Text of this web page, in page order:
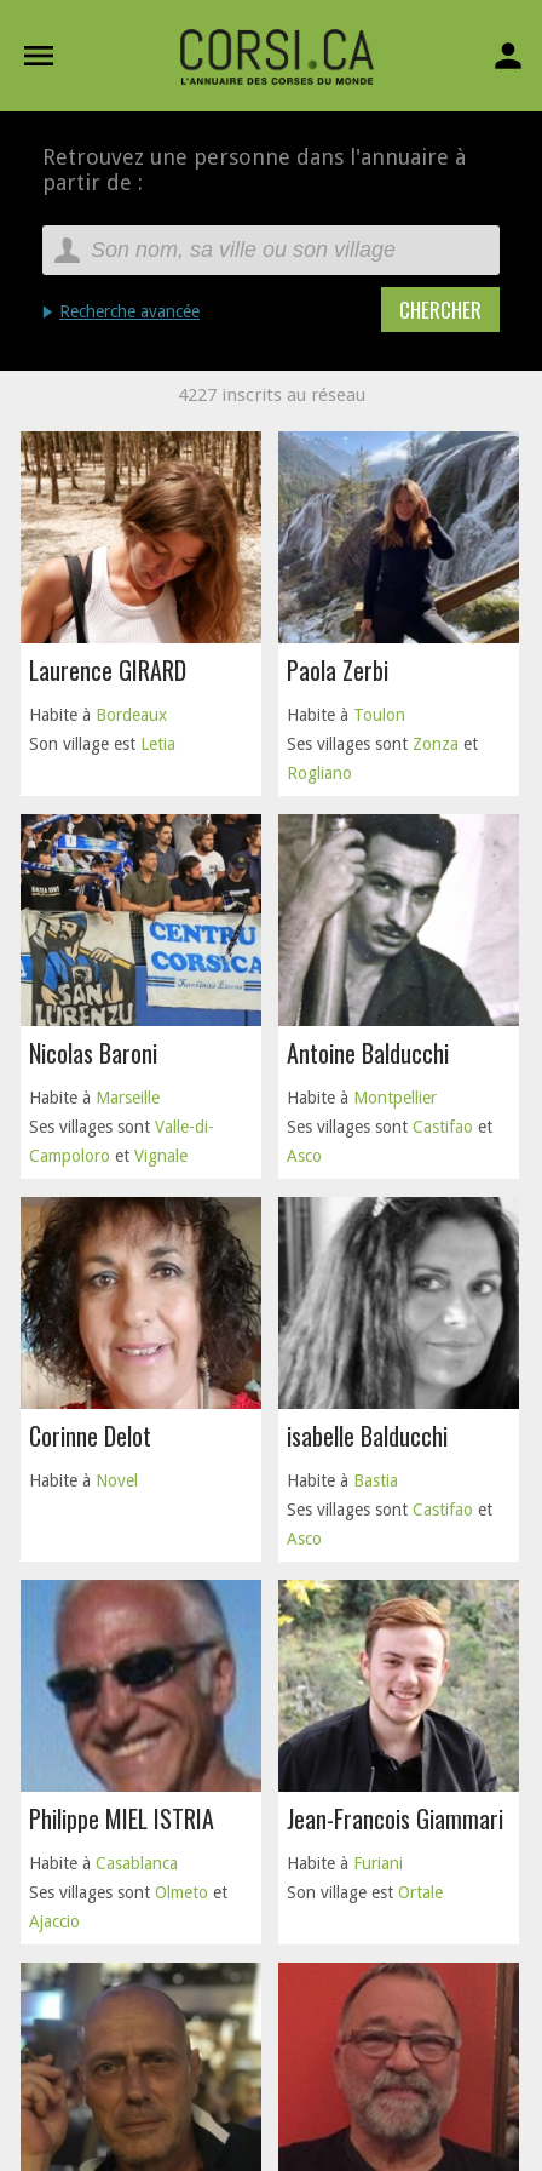
menu person
Retrouvez une personne dans l'annuaire à
partir de :
Recherche avancée
4227 inscrits au réseau
Laurence GIRARD
Habite à Bordeaux
Son village est Letia
Paola Zerbi
Habite à Toulon
Ses villages sont Zonza et
Rogliano
Nicolas Baroni
Habite à Marseille
Ses villages sont Valle-di-
Campoloro et Vignale
Antoine Balducchi
Habite à Montpellier
Ses villages sont Castifao et
Asco
Corinne Delot
Habite à Novel
isabelle Balducchi
Habite à Bastia
Ses villages sont Castifao et
Asco
Philippe MIEL ISTRIA
Habite à Casablanca
Ses villages sont Olmeto et
Ajaccio
Jean-Francois Giammari
Habite à Furiani
Son village est Ortale